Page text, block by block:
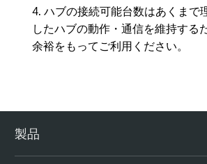
4. ハブの接続可能台数はあくまで
したハブの動作・通信を維持する
余裕をもってご利用ください。
製品